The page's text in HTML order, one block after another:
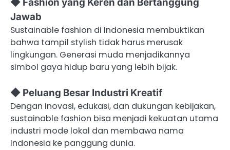
◆ Fashion yang Keren dan Bertanggung
Jawab
Sustainable fashion di Indonesia membuktikan
bahwa tampil stylish tidak harus merusak
lingkungan. Generasi muda menjadikannya
simbol gaya hidup baru yang lebih bijak.
◆ Peluang Besar Industri Kreatif
Dengan inovasi, edukasi, dan dukungan kebijakan,
sustainable fashion bisa menjadi kekuatan utama
industri mode lokal dan membawa nama
Indonesia ke panggung dunia.